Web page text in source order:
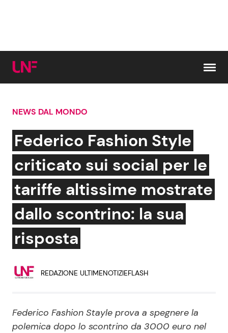
Cerca:
News e Cronaca
Attualità Italiana
Dal Mondo
Economia
Persone Scomparse
Gossip e TV
Bellezze VIP
Coppie VIP
Soap Opera
NEWS DAL MONDO
Federico Fashion Style
criticato sui social per le
tariffe altissime mostrate
dallo scontrino: la sua
risposta
REDAZIONE ULTIMENOTIZIEFLASH
Federico Fashion Stayle prova a spegnere la
polemica dopo lo scontrino da 3000 euro nel